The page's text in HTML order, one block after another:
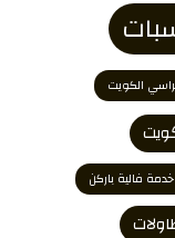
الكويت
خدمة فالية باركن